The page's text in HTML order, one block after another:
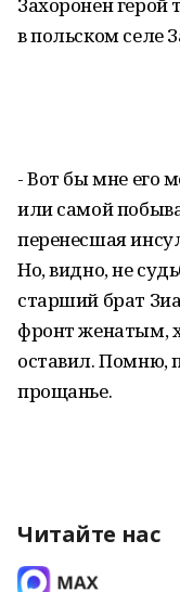
в польском селе
- Вот бы мне его
или самой
перенесшая
Но, видно, не
старший брат
фронт женатым,
оставил. Помню,
прощанье.
Читайте нас